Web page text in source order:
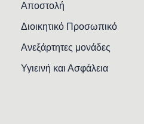
Αποστολή
Διοικητικό Προσωπικό
Ανεξάρτητες μονάδες
Υγιεινή και Ασφάλεια